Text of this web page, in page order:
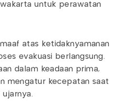
untuk perawatan
atas ketidaknyamanan
evakuasi berlangsung.
dalam keadaan prima,
mengatur kecepatan saat
ujarnya.